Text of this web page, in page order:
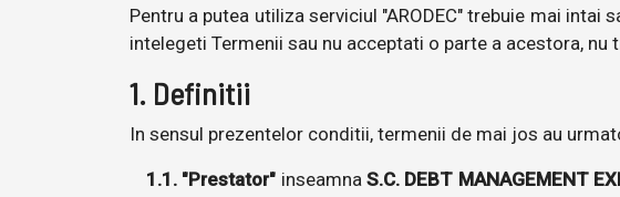
Pentru a putea utiliza serviciul "ARODEC" trebuie mai
intelegeti Termenii sau nu acceptati o parte a acestora, nu
1. Definitii
In sensul prezentelor conditii, termenii de mai jos au
1.1. "Prestator" inseamnaS.C. DEBT MANAGEMENT